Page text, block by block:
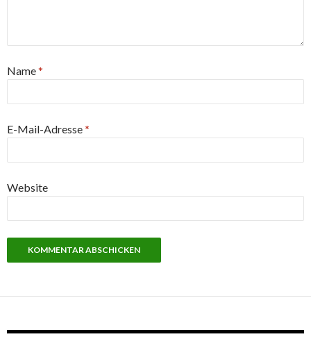
Name*
E-Mail-Adresse*
Website